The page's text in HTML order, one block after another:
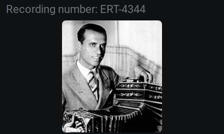
Recording number: ERT-4344